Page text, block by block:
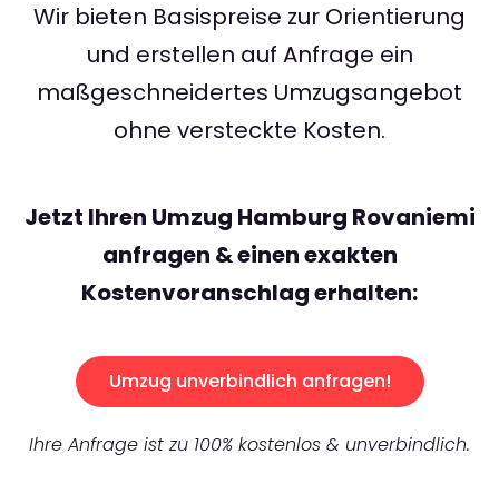
Wir bieten Basispreise zur Orientierung
und erstellen auf Anfrage ein
maßgeschneidertes Umzugsangebot
ohne versteckte Kosten.
Jetzt Ihren Umzug Hamburg Rovaniemi
anfragen & einen exakten
Kostenvoranschlag erhalten:
Umzug unverbindlich anfragen!
Ihre Anfrage ist zu 100% kostenlos & unverbindlich.